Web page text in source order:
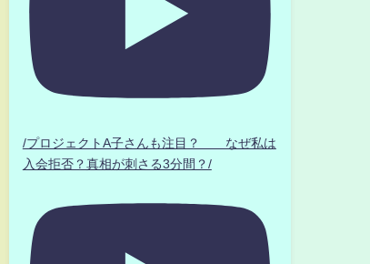
/プロジェクトA子さんも注目？ なぜ私は
入会拒否？真相が刺さる3分間？/